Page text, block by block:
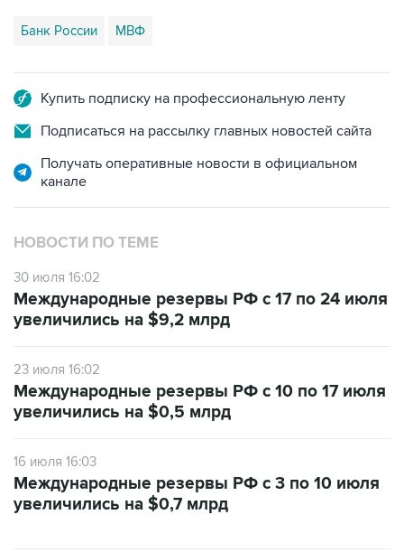
Банк России МВФ
Купить подписку на профессиональную ленту
Подписаться на рассылку главных новостей сайта
Получать оперативные новости в официальном
канале
НОВОСТИ ПО ТЕМЕ
30 июля 16:02
Международные резервы РФ с 17 по 24 июля
увеличились на $9,2 млрд
23 июля 16:02
Международные резервы РФ с 10 по 17 июля
увеличились на $0,5 млрд
16 июля 16:03
Международные резервы РФ с 3 по 10 июля
увеличились на $0,7 млрд